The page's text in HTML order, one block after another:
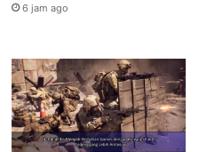
6 jam ago